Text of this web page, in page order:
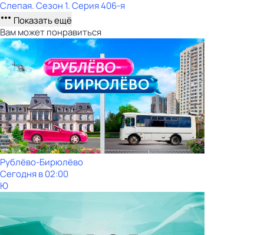
Слепая. Сезон 1. Серия 406-я
Показать ещё
Вам может понравиться
Рублёво-Бирюлёво
Сегодня в 02:00
Ю